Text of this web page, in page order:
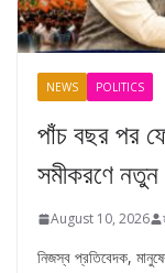
NEWS POLITICS
পাঁচ বছর পর
সমীকরণে
August 10, 2026
নিজস্ব প্রতিবেদক,